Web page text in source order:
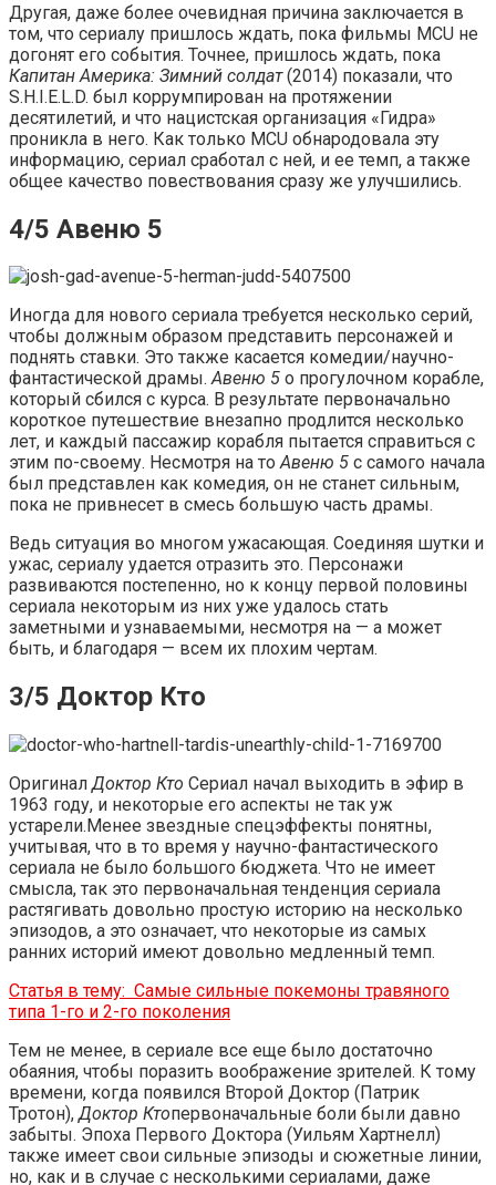
Другая, даже более очевидная причина заключается в
том, что сериалу пришлось ждать, пока фильмы MCU не
догонят его события. Точнее, пришлось ждать, пока
Капитан Америка: Зимний солдат(2014) показали, что
S.H.I.E.L.D. был коррумпирован на протяжении
десятилетий, и что нацистская организация «Гидра»
проникла в него. Как только MCU обнародовала эту
информацию, сериал сработал с ней, и ее темп, а также
общее качество повествования сразу же улучшились.
4/5 Авеню 5
Иногда для нового сериала требуется несколько серий,
чтобы должным образом представить персонажей и
поднять ставки. Это также касается комедии/научно-
фантастической драмы.Авеню 5 о прогулочном корабле,
который сбился с курса. В результате первоначально
короткое путешествие внезапно продлится несколько
лет, и каждый пассажир корабля пытается справиться с
этим по-своему. Несмотря на тоАвеню 5 с самого начала
был представлен как комедия, он не станет сильным,
пока не привнесет в смесь большую часть драмы.
Ведь ситуация во многом ужасающая. Соединяя шутки и
ужас, сериалу удается отразить это. Персонажи
развиваются постепенно, но к концу первой половины
сериала некоторым из них уже удалось стать
заметными и узнаваемыми, несмотря на — а может
быть, и благодаря — всем их плохим чертам.
3/5 Доктор Кто
ОригиналДоктор Кто Сериал начал выходить в эфир в
1963 году, и некоторые его аспекты не так уж
устарели.Менее звездные спецэффекты понятны,
учитывая, что в то время у научно-фантастического
сериала не было большого бюджета. Что не имеет
смысла, так это первоначальная тенденция сериала
растягивать довольно простую историю на несколько
эпизодов, а это означает, что некоторые из самых
ранних историй имеют довольно медленный темп.
Статья в тему: Самые сильные покемоны травяного
типа 1-го и 2-го поколения
Тем не менее, в сериале все еще было достаточно
обаяния, чтобы поразить воображение зрителей. К тому
времени, когда появился Второй Доктор (Патрик
Тротон),Доктор Ктопервоначальные боли были давно
забыты. Эпоха Первого Доктора (Уильям Хартнелл)
также имеет свои сильные эпизоды и сюжетные линии,
но, как и в случае с несколькими сериалами, даже